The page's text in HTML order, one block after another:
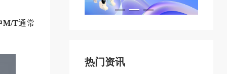
M/T通常
热门资讯